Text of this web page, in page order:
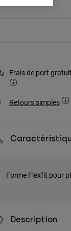
Frais de port
Retours simples
Forme Flexfit pour
Description